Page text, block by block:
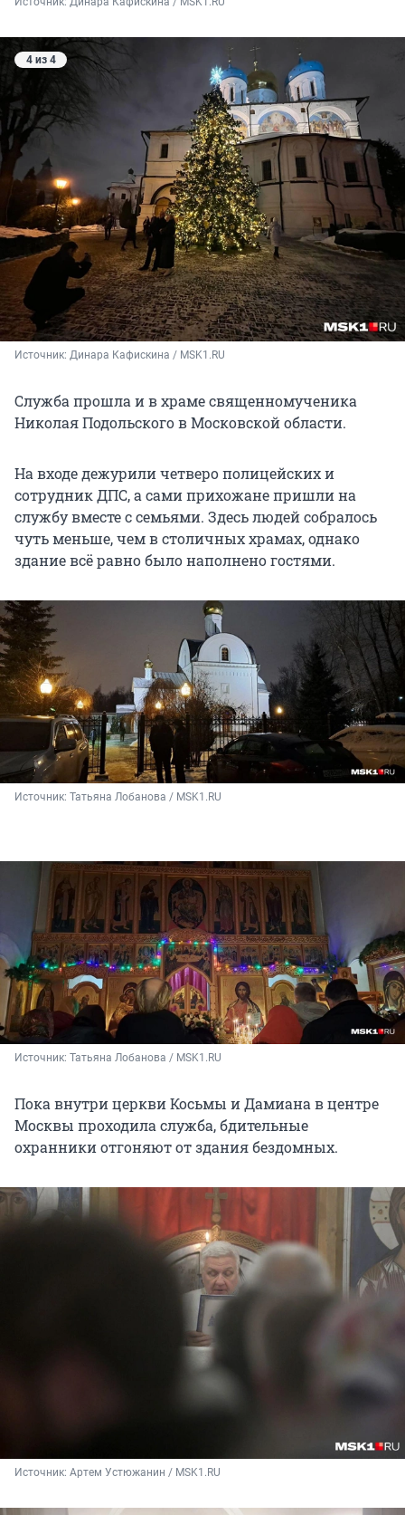
4 из 4
Источник: Динара Кафискина / MSK1.RU
Служба прошла и в храме священномученика
Николая Подольского в Московской области.
На входе дежурили четверо полицейских и
сотрудник ДПС, а сами прихожане пришли на
службу вместе с семьями. Здесь людей собралось
чуть меньше, чем в столичных храмах, однако
здание всё равно было наполнено гостями.
Источник: Татьяна Лобанова / MSK1.RU
Источник: Татьяна Лобанова / MSK1.RU
Пока внутри церкви Косьмы и Дамиана в центре
Москвы проходила служба, бдительные
охранники отгоняют от здания бездомных.
Источник: Артем Устюжанин / MSK1.RU